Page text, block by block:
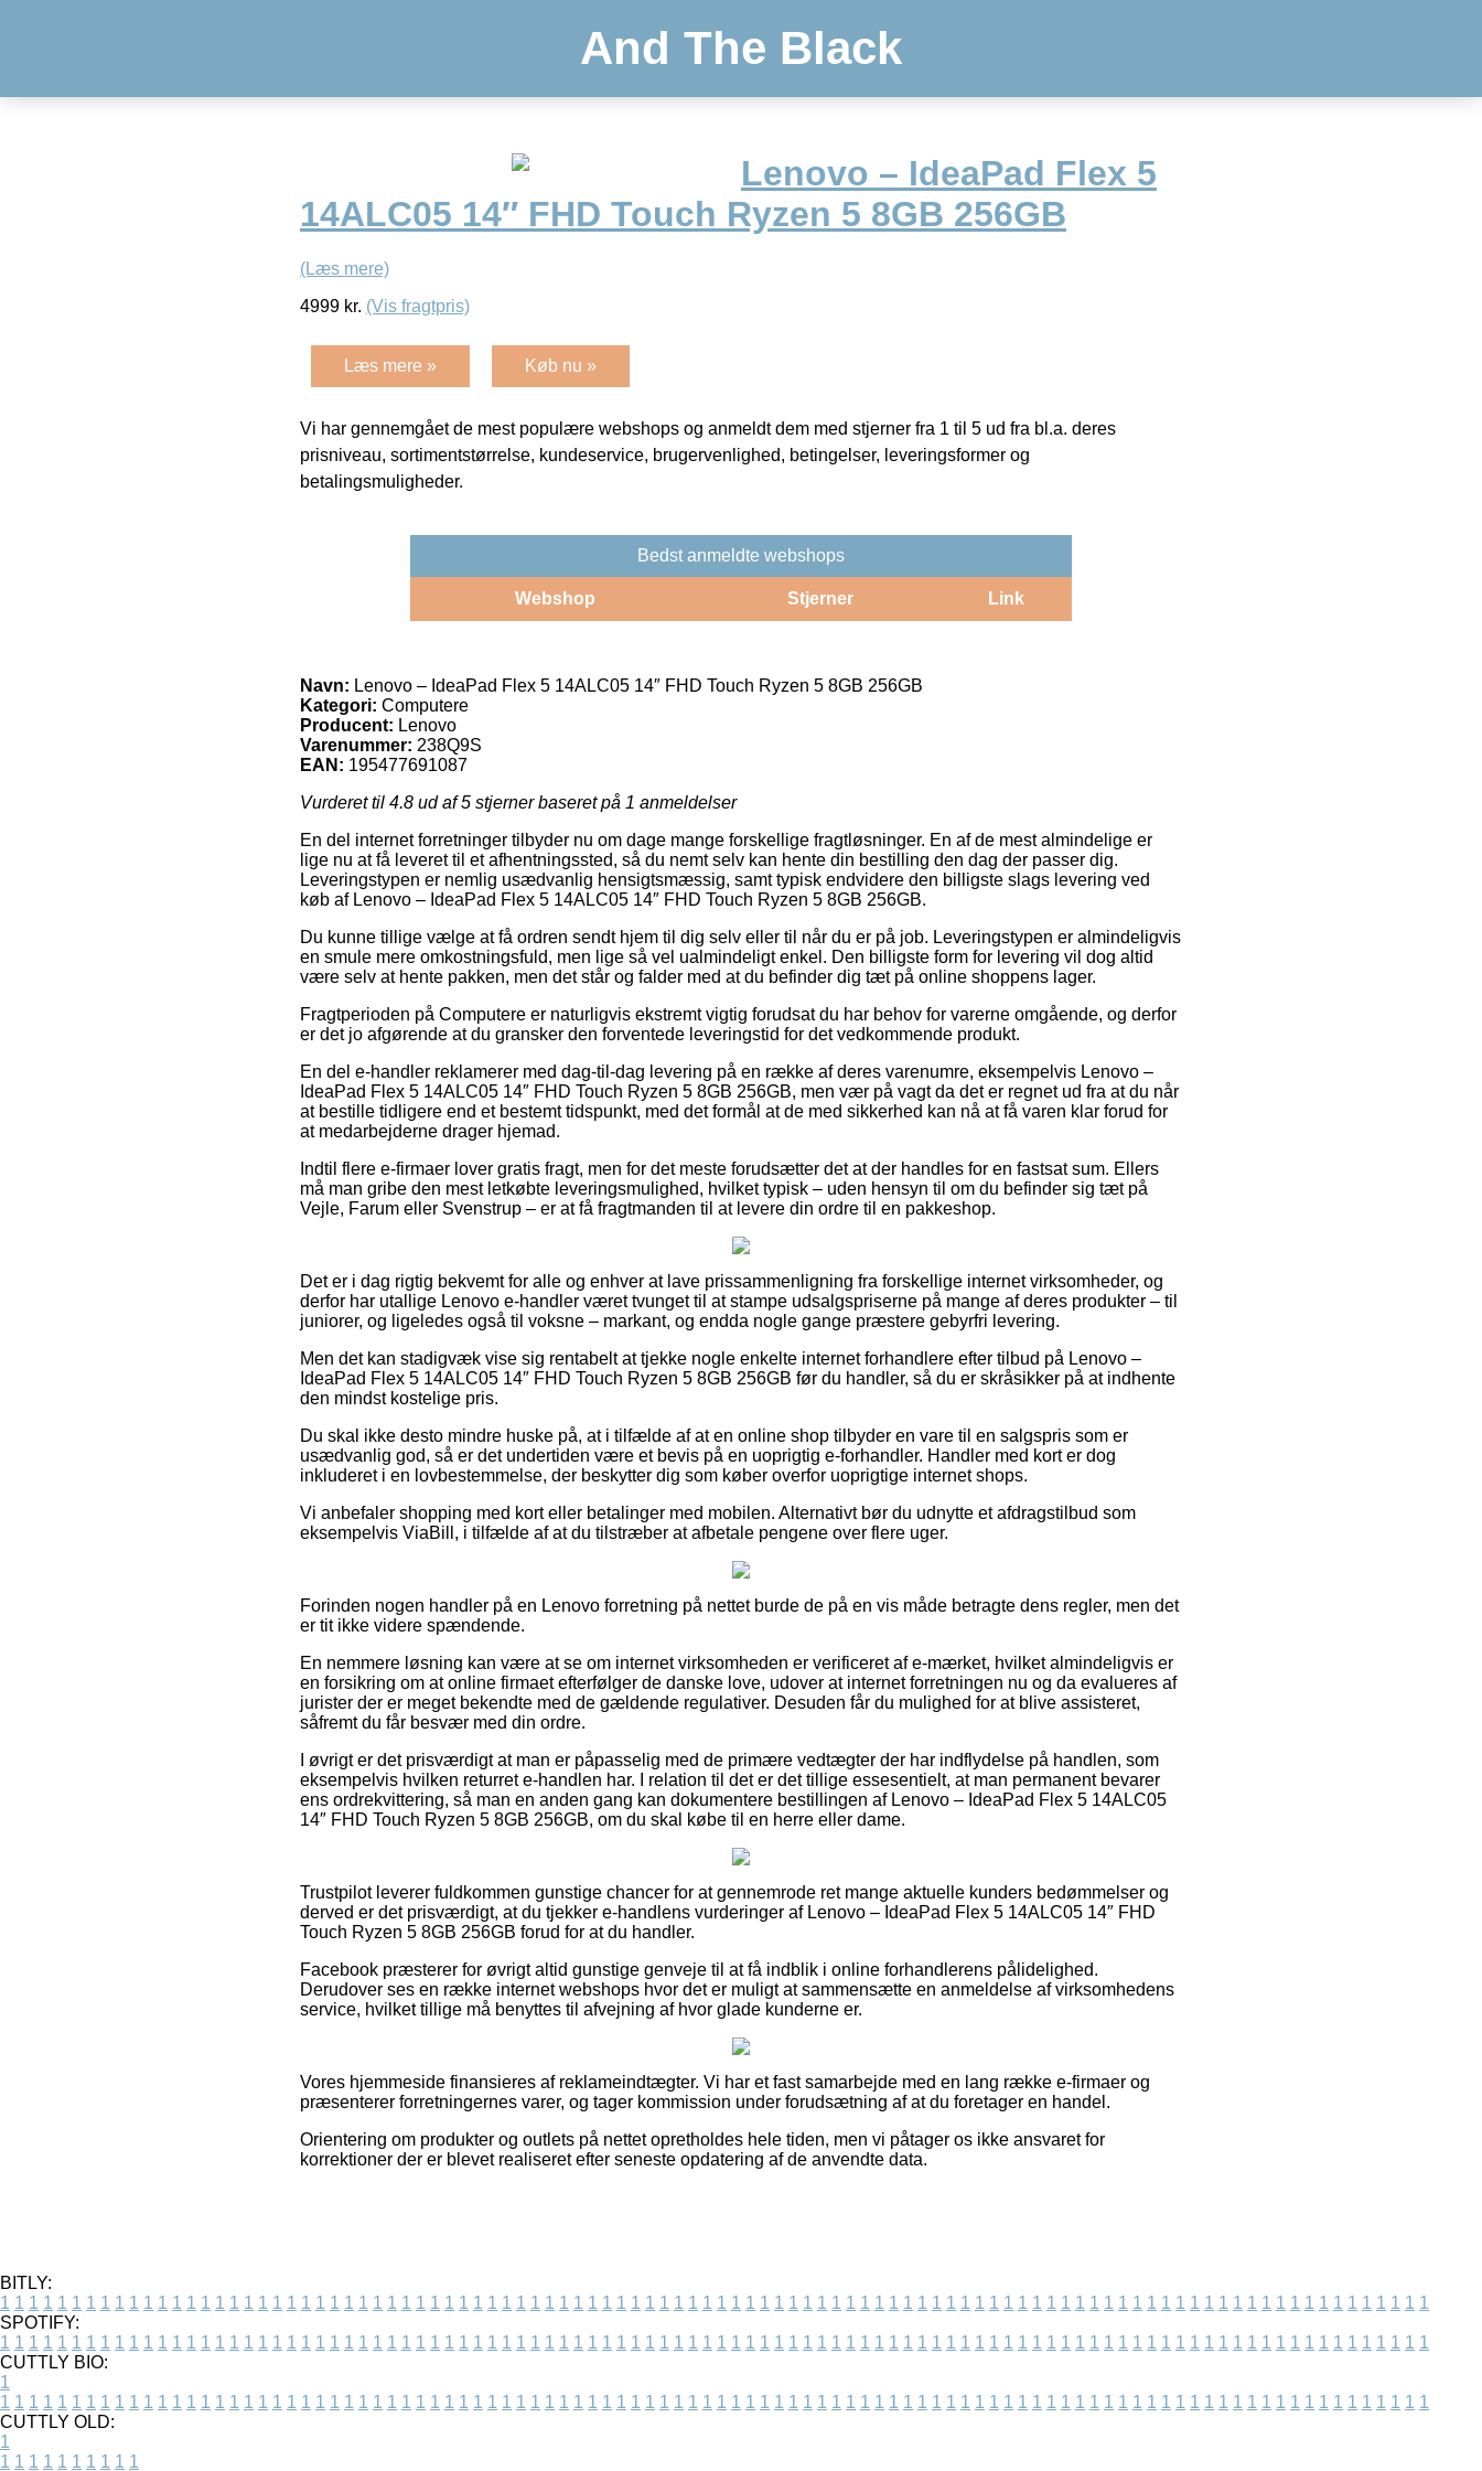
And The Black
Lenovo – IdeaPad Flex 5
14ALC05 14″ FHD Touch Ryzen 5 8GB 256GB
(Læs mere)
4999 kr. (Vis fragtpris)
Læs mere » Køb nu »
Vi har gennemgået de mest populære webshops og anmeldt dem med stjerner fra 1 til 5 ud fra bl.a. deres
prisniveau, sortimentstørrelse, kundeservice, brugervenlighed, betingelser, leveringsformer og
betalingsmuligheder.
Bedst anmeldte webshops
Webshop Stjerner Link
Navn: Lenovo – IdeaPad Flex 5 14ALC05 14″ FHD Touch Ryzen 5 8GB 256GB
Kategori: Computere
Producent: Lenovo
Varenummer: 238Q9S
EAN: 195477691087
Vurderet til 4.8 ud af 5 stjerner baseret på 1 anmeldelser
En del internet forretninger tilbyder nu om dage mange forskellige fragtløsninger. En af de mest almindelige er
lige nu at få leveret til et afhentningssted, så du nemt selv kan hente din bestilling den dag der passer dig.
Leveringstypen er nemlig usædvanlig hensigtsmæssig, samt typisk endvidere den billigste slags levering ved
køb af Lenovo – IdeaPad Flex 5 14ALC05 14″ FHD Touch Ryzen 5 8GB 256GB.
Du kunne tillige vælge at få ordren sendt hjem til dig selv eller til når du er på job. Leveringstypen er almindeligvis
en smule mere omkostningsfuld, men lige så vel ualmindeligt enkel. Den billigste form for levering vil dog altid
være selv at hente pakken, men det står og falder med at du befinder dig tæt på online shoppens lager.
Fragtperioden på Computere er naturligvis ekstremt vigtig forudsat du har behov for varerne omgående, og derfor
er det jo afgørende at du gransker den forventede leveringstid for det vedkommende produkt.
En del e-handler reklamerer med dag-til-dag levering på en række af deres varenumre, eksempelvis Lenovo –
IdeaPad Flex 5 14ALC05 14″ FHD Touch Ryzen 5 8GB 256GB, men vær på vagt da det er regnet ud fra at du når
at bestille tidligere end et bestemt tidspunkt, med det formål at de med sikkerhed kan nå at få varen klar forud for
at medarbejderne drager hjemad.
Indtil flere e-firmaer lover gratis fragt, men for det meste forudsætter det at der handles for en fastsat sum. Ellers
må man gribe den mest letkøbte leveringsmulighed, hvilket typisk – uden hensyn til om du befinder sig tæt på
Vejle, Farum eller Svenstrup – er at få fragtmanden til at levere din ordre til en pakkeshop.
Det er i dag rigtig bekvemt for alle og enhver at lave prissammenligning fra forskellige internet virksomheder, og
derfor har utallige Lenovo e-handler været tvunget til at stampe udsalgspriserne på mange af deres produkter – til
juniorer, og ligeledes også til voksne – markant, og endda nogle gange præstere gebyrfri levering.
Men det kan stadigvæk vise sig rentabelt at tjekke nogle enkelte internet forhandlere efter tilbud på Lenovo –
IdeaPad Flex 5 14ALC05 14″ FHD Touch Ryzen 5 8GB 256GB før du handler, så du er skråsikker på at indhente
den mindst kostelige pris.
Du skal ikke desto mindre huske på, at i tilfælde af at en online shop tilbyder en vare til en salgspris som er
usædvanlig god, så er det undertiden være et bevis på en uoprigtig e-forhandler. Handler med kort er dog
inkluderet i en lovbestemmelse, der beskytter dig som køber overfor uoprigtige internet shops.
Vi anbefaler shopping med kort eller betalinger med mobilen. Alternativt bør du udnytte et afdragstilbud som
eksempelvis ViaBill, i tilfælde af at du tilstræber at afbetale pengene over flere uger.
Forinden nogen handler på en Lenovo forretning på nettet burde de på en vis måde betragte dens regler, men det
er tit ikke videre spændende.
En nemmere løsning kan være at se om internet virksomheden er verificeret af e-mærket, hvilket almindeligvis er
en forsikring om at online firmaet efterfølger de danske love, udover at internet forretningen nu og da evalueres af
jurister der er meget bekendte med de gældende regulativer. Desuden får du mulighed for at blive assisteret,
såfremt du får besvær med din ordre.
I øvrigt er det prisværdigt at man er påpasselig med de primære vedtægter der har indflydelse på handlen, som
eksempelvis hvilken returret e-handlen har. I relation til det er det tillige essesentielt, at man permanent bevarer
ens ordrekvittering, så man en anden gang kan dokumentere bestillingen af Lenovo – IdeaPad Flex 5 14ALC05
14″ FHD Touch Ryzen 5 8GB 256GB, om du skal købe til en herre eller dame.
Trustpilot leverer fuldkommen gunstige chancer for at gennemrode ret mange aktuelle kunders bedømmelser og
derved er det prisværdigt, at du tjekker e-handlens vurderinger af Lenovo – IdeaPad Flex 5 14ALC05 14″ FHD
Touch Ryzen 5 8GB 256GB forud for at du handler.
Facebook præsterer for øvrigt altid gunstige genveje til at få indblik i online forhandlerens pålidelighed.
Derudover ses en række internet webshops hvor det er muligt at sammensætte en anmeldelse af virksomhedens
service, hvilket tillige må benyttes til afvejning af hvor glade kunderne er.
Vores hjemmeside finansieres af reklameindtægter. Vi har et fast samarbejde med en lang række e-firmaer og
præsenterer forretningernes varer, og tager kommission under forudsætning af at du foretager en handel.
Orientering om produkter og outlets på nettet opretholdes hele tiden, men vi påtager os ikke ansvaret for
korrektioner der er blevet realiseret efter seneste opdatering af de anvendte data.
BITLY:
1 1 1 1 1 1 1 1 1 1 1 1 1 1 1 1 1 1 1 1 1 1 1 1 1 1 1 1 1 1 1 1 1 1 1 1 1 1 1 1 1 1 1 1 1 1 1 1 1 1 1 1 1 1 1 1 1 1 1 1 1 1 1 1 1 1 1 1 1 1 1 1 1 1 1 1 1 1 1 1 1 1 1 1 1 1 1 1 1 1 1 1 1 1 1 1 1 1 1 1
SPOTIFY:
1 1 1 1 1 1 1 1 1 1 1 1 1 1 1 1 1 1 1 1 1 1 1 1 1 1 1 1 1 1 1 1 1 1 1 1 1 1 1 1 1 1 1 1 1 1 1 1 1 1 1 1 1 1 1 1 1 1 1 1 1 1 1 1 1 1 1 1 1 1 1 1 1 1 1 1 1 1 1 1 1 1 1 1 1 1 1 1 1 1 1 1 1 1 1 1 1 1 1 1
CUTTLY BIO:
1
1 1 1 1 1 1 1 1 1 1 1 1 1 1 1 1 1 1 1 1 1 1 1 1 1 1 1 1 1 1 1 1 1 1 1 1 1 1 1 1 1 1 1 1 1 1 1 1 1 1 1 1 1 1 1 1 1 1 1 1 1 1 1 1 1 1 1 1 1 1 1 1 1 1 1 1 1 1 1 1 1 1 1 1 1 1 1 1 1 1 1 1 1 1 1 1 1 1 1 1
CUTTLY OLD:
1
1 1 1 1 1 1 1 1 1 1